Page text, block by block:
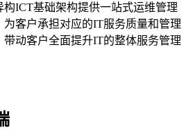
构ICT基础架构提供一站式运维管理
为客户承担对应的IT服务质量和管理
带动客户全面提升IT的整体服务管理